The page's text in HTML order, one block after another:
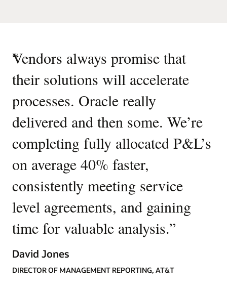
“
Vendors always promise that
their solutions will accelerate
processes. Oracle really
delivered and then some. We’re
completing fully allocated P&L’s
on average 40% faster,
consistently meeting service
level agreements, and gaining
time for valuable analysis.”
David Jones
DIRECTOR OF MANAGEMENT REPORTING, AT&T